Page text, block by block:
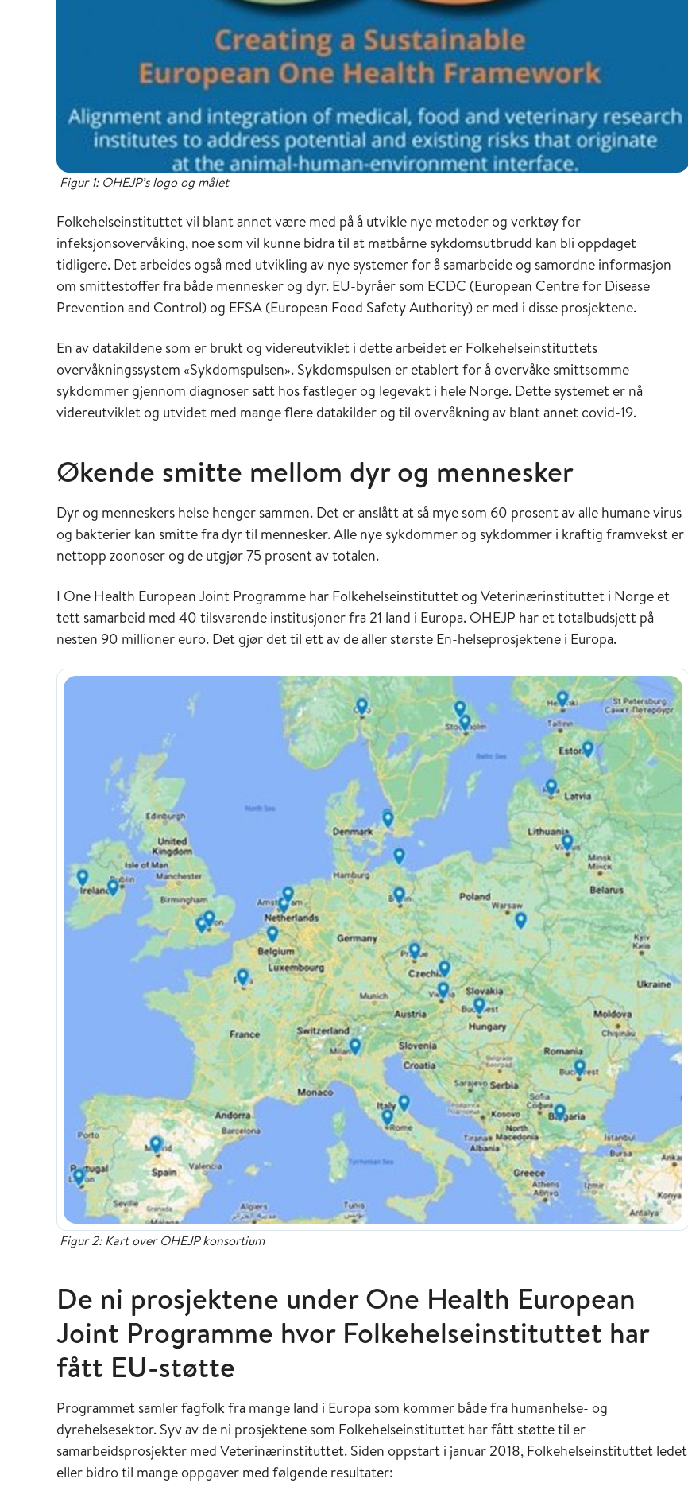
Figur 1: OHEJP’s logo og målet
Folkehelseinstituttet vil blant annet være med på å utvikle nye metoder og verktøy for
infeksjonsovervåking, noe som vil kunne bidra til at matbårne sykdomsutbrudd kan bli oppdaget
tidligere. Det arbeides også med utvikling av nye systemer for å samarbeide og samordne informasjon
om smittestoffer fra både mennesker og dyr. EU-byråer som ECDC (European Centre for Disease
Prevention and Control) og EFSA (European Food Safety Authority) er med i disse prosjektene.
En av datakildene som er brukt og videreutviklet i dette arbeidet er Folkehelseinstituttets
overvåkningssystem «Sykdomspulsen». Sykdomspulsen er etablert for å overvåke smittsomme
sykdommer gjennom diagnoser satt hos fastleger og legevakt i hele Norge. Dette systemet er nå
videreutviklet og utvidet med mange flere datakilder og til overvåkning av blant annet covid-19.
Økende smitte mellom dyr og mennesker
Dyr og menneskers helse henger sammen. Det er anslått at så mye som 60 prosent av alle humane virus
og bakterier kan smitte fra dyr til mennesker. Alle nye sykdommer og sykdommer i kraftig framvekst er
nettopp zoonoser og de utgjør 75 prosent av totalen.
I One Health European Joint Programme har Folkehelseinstituttet og Veterinærinstituttet i Norge et
tett samarbeid med 40 tilsvarende institusjoner fra 21 land i Europa. OHEJP har et totalbudsjett på
nesten 90 millioner euro. Det gjør det til ett av de aller største En-helseprosjektene i Europa.
Figur 2: Kart over OHEJP konsortium
De ni prosjektene under One Health European
Joint Programme hvor Folkehelseinstituttet har
fått EU-støtte
Programmet samler fagfolk fra mange land i Europa som kommer både fra humanhelse- og
dyrehelsesektor. Syv av de ni prosjektene som Folkehelseinstituttet har fått støtte til er
samarbeidsprosjekter med Veterinærinstituttet. Siden oppstart i januar 2018, Folkehelseinstituttet ledet
eller bidro til mange oppgaver med følgende resultater: